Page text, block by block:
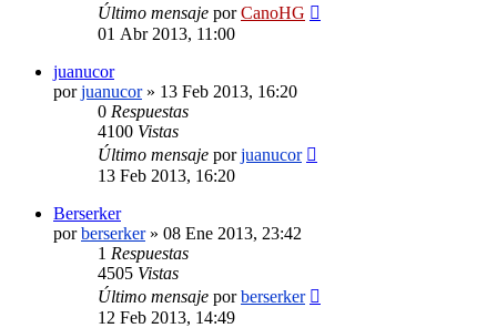
Último mensaje porCanoHG
01 Abr 2013, 11:00
juanucor
porjuanucor» 13 Feb 2013, 16:20
0 Respuestas
4100 Vistas
Último mensaje porjuanucor
13 Feb 2013, 16:20
Berserker
porberserker» 08 Ene 2013, 23:42
1 Respuestas
4505 Vistas
Último mensaje porberserker
12 Feb 2013, 14:49